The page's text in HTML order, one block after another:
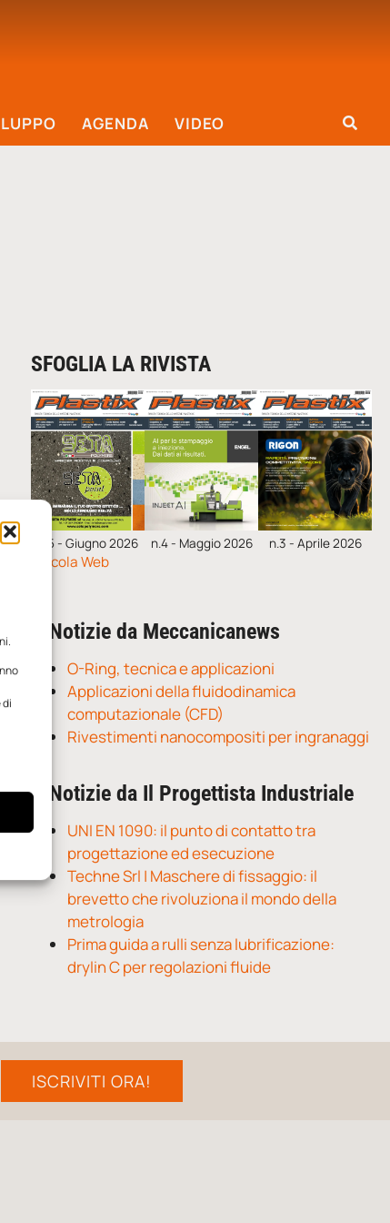
AGENDA VIDEO
SFOGLIA LA RIVISTA
n.5 - Giugno 2026 n.4 - Maggio 2026 n.3 - Aprile 2026
Edicola Web
Notizie da Meccanicanews
O-Ring, tecnica e applicazioni
Applicazioni della fluidodinamica
computazionale (CFD)
Rivestimenti nanocompositi per ingranaggi
Notizie da Il Progettista Industriale
UNI EN 1090: il punto di contatto tra
progettazione ed esecuzione
Techne Srl | Maschere di fissaggio: il
brevetto che rivoluziona il mondo della
metrologia
Prima guida a rulli senza lubrificazione:
drylin C per regolazioni fluide
ISCRIVITI ORA!